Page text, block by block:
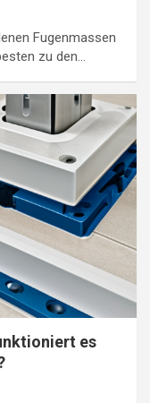
Fugenmassen
zu den…
es